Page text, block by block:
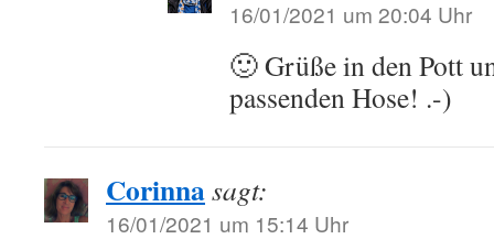
16/01/2021 um 20:04 Uhr
🙂 Grüße in den Pott
passenden Hose! .-)
Corinnasagt:
16/01/2021 um 15:14 Uhr